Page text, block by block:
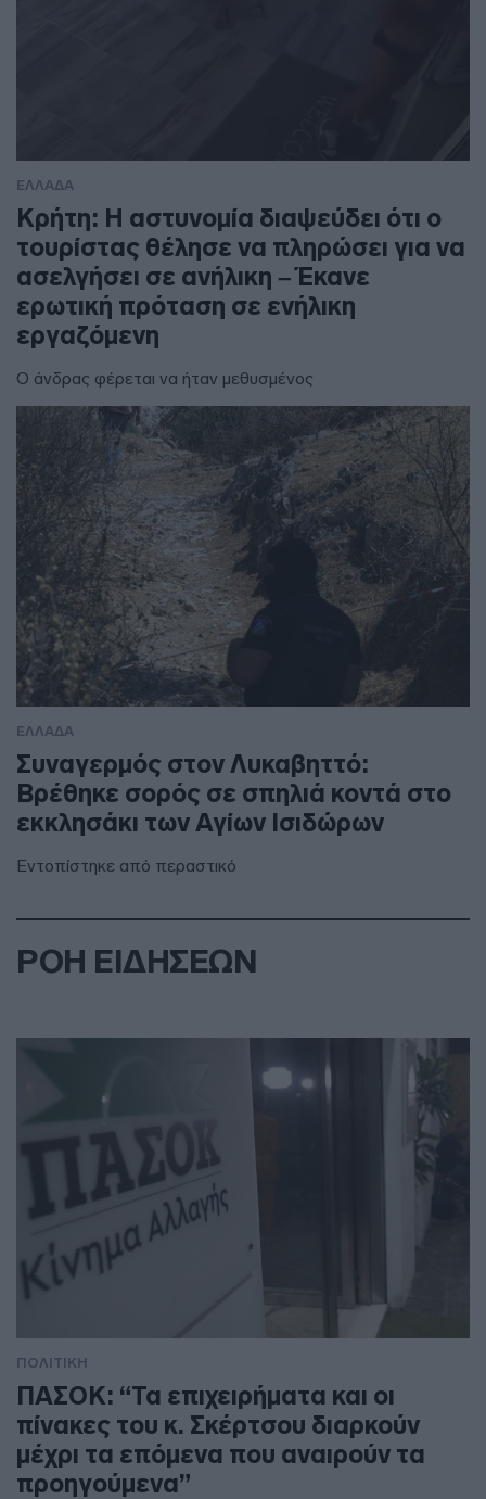
ΕΛΛΑΔΑ
Κρήτη: Η αστυνομία διαψεύδει ότι ο
τουρίστας θέλησε να πληρώσει για να
ασελγήσει σε ανήλικη – Έκανε
ερωτική πρόταση σε ενήλικη
εργαζόμενη
Ο άνδρας φέρεται να ήταν μεθυσμένος
ΕΛΛΑΔΑ
Συναγερμός στον Λυκαβηττό:
Βρέθηκε σορός σε σπηλιά κοντά στο
εκκλησάκι των Αγίων Ισιδώρων
Εντοπίστηκε από περαστικό
ΡΟΗ ΕΙΔΗΣΕΩΝ
ΠΟΛΙΤΙΚΗ
ΠΑΣΟΚ: “Τα επιχειρήματα και οι
πίνακες του κ. Σκέρτσου διαρκούν
μέχρι τα επόμενα που αναιρούν τα
προηγούμενα”